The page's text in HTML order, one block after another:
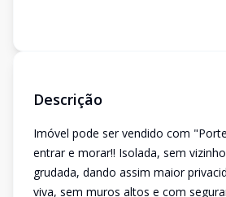
Descrição
Imóvel pode ser vendido com
entrar e morar!! Isolada, sem
grudada, dando assim maior
viva, sem muros altos e com